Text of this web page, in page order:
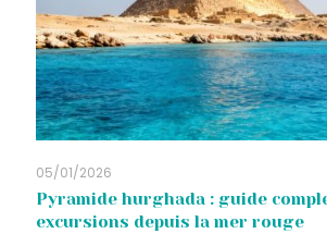
05/01/2026
Pyramide hurghada : guide
excursions depuis la mer rouge